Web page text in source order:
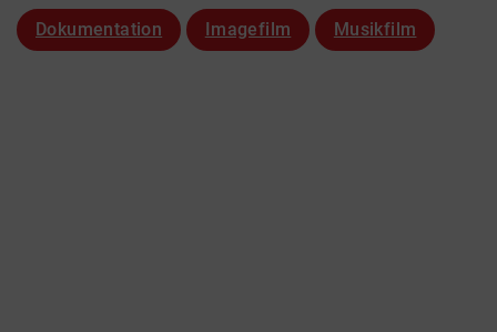
Dokumentation Imagefilm Musikfilm